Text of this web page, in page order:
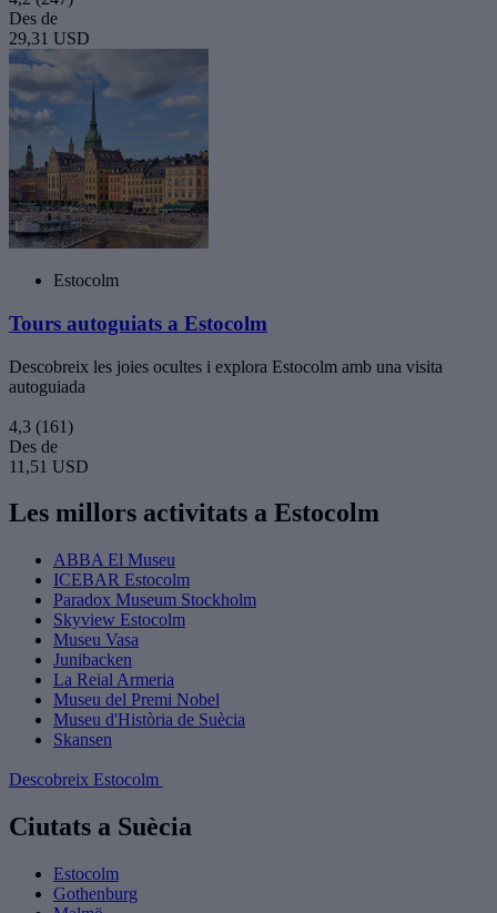
Des de
29,31 USD
Estocolm
Tours autoguiats a Estocolm
Descobreix les joies ocultes i explora Estocolm amb una visita
autoguiada
4,3 (161)
Des de
11,51 USD
Les millors activitats a Estocolm
ABBA El Museu
ICEBAR Estocolm
Paradox Museum Stockholm
Skyview Estocolm
Museu Vasa
Junibacken
La Reial Armeria
Museu del Premi Nobel
Museu d'Història de Suècia
Skansen
Descobreix Estocolm
Ciutats a Suècia
Estocolm
Gothenburg